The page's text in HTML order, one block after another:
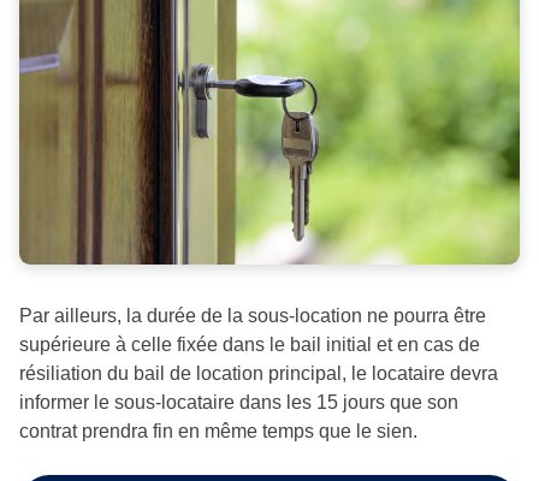
Par ailleurs, la durée de la sous-location ne pourra être
supérieure à celle fixée dans le bail initial et en cas de
résiliation du bail de location principal, le locataire devra
informer le sous-locataire dans les 15 jours que son
contrat prendra fin en même temps que le sien.